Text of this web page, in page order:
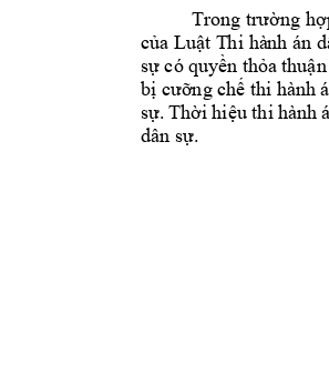
Trong trường
của Luật Thi hành án
sự có quyền thỏa
bị cưỡng chế thi hành
sự. Thời hiệu thi hành
dân sự.